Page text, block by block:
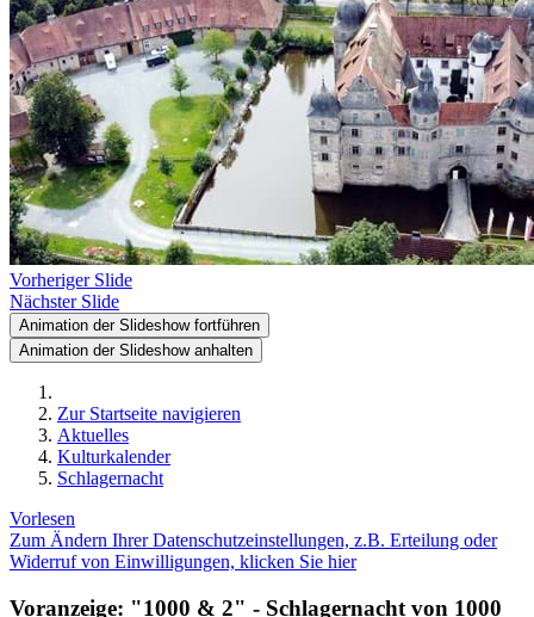
Vorheriger Slide
Nächster Slide
Animation der Slideshow fortführen
Animation der Slideshow anhalten
Zur Startseite navigieren
Aktuelles
Kulturkalender
Schlagernacht
Vorlesen
Zum Ändern Ihrer Datenschutzeinstellungen, z.B. Erteilung oder
Widerruf von Einwilligungen, klicken Sie hier
Voranzeige: "1000 & 2" - Schlagernacht von 1000